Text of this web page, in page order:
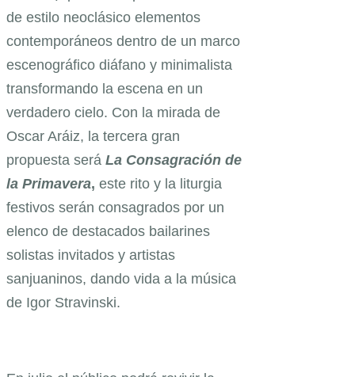
de estilo neoclásico elementos
contemporáneos dentro de un marco
escenográfico diáfano y minimalista
transformando la escena en un
verdadero cielo. Con la mirada de
Oscar Aráiz, la tercera gran
propuesta será La Consagración de
la Primavera, este rito y la liturgia
festivos serán consagrados por un
elenco de destacados bailarines
solistas invitados y artistas
sanjuaninos, dando vida a la música
de Igor Stravinski.